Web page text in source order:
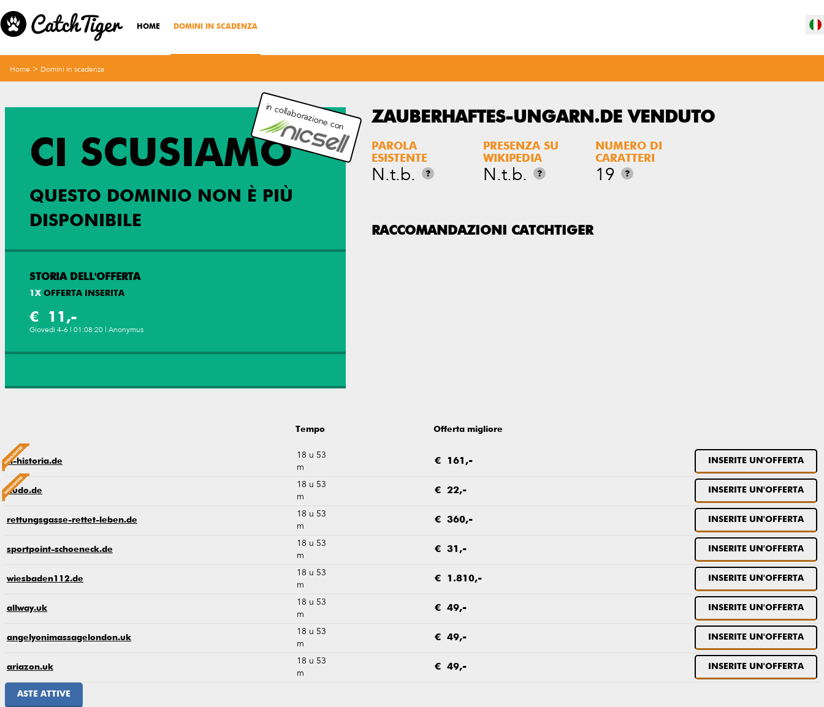
HOME DOMINI IN SCADENZA
Home > Domini in scadenza
CI SCUSIAMO
QUESTO DOMINIO NON È PIÙ
DISPONIBILE
STORIA DELL'OFFERTA
1 X OFFERTA INSERITA
€ 11,-
Giovedì 4-6 | 01:08:20 | Anonymus
in collaborazione con ZAUBERHAFTES-UNGARN.DE VENDUTO
PAROLA
ESISTENTE
N.t.b. ?
PRESENZA SU
WIKIPEDIA
N.t.b. ?
NUMERO DI
CARATTERI
19 ?
RACCOMANDAZIONI CATCHTIGER
Tempo Offerta migliore
cl-historia.de
18 u 53
m
€ 161,- INSERITE UN'OFFERTA
kudo.de
18 u 53
m
€ 22,- INSERITE UN'OFFERTA
rettungsgasse-rettet-leben.de
18 u 53
m
€ 360,- INSERITE UN'OFFERTA
sportpoint-schoeneck.de
18 u 53
m
€ 31,- INSERITE UN'OFFERTA
wiesbaden112.de
18 u 53
m
€ 1.810,- INSERITE UN'OFFERTA
allway.uk
18 u 53
m
€ 49,- INSERITE UN'OFFERTA
angelyonimassagelondon.uk
18 u 53
m
€ 49,- INSERITE UN'OFFERTA
ariazon.uk
18 u 53
m
€ 49,- INSERITE UN'OFFERTA
ASTE ATTIVE